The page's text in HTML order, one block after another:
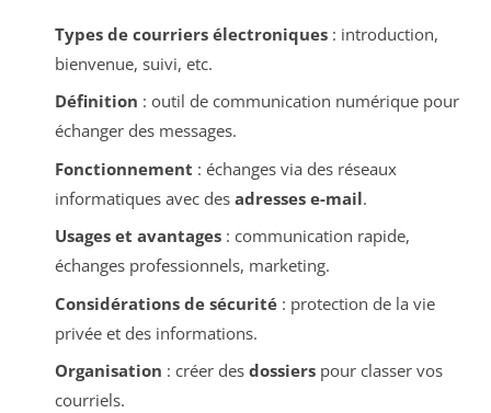
Types de courriers électroniques: introduction,
bienvenue, suivi, etc.
Définition : outil de communication numérique pour
échanger des messages.
Fonctionnement : échanges via des réseaux
informatiques avec des adresses e-mail.
Usages et avantages: communication rapide,
échanges professionnels, marketing.
Considérations de sécurité: protection de la vie
privée et des informations.
Organisation : créer des dossierspour classer vos
courriels.